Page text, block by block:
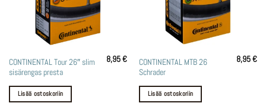
CONTINENTAL Tour 26″ slim
sisärengas presta
8,95€
Lisää ostoskoriin
CONTINENTAL MTB 26
Schrader
8,95€
Lisää ostoskoriin